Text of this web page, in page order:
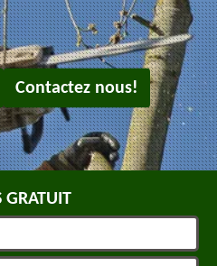
Contactez nous!
GRATUIT